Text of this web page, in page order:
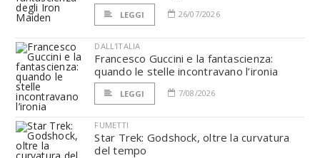
LEGGI 26/07/2026
DALL'ITALIA
Francesco Guccini e la fantascienza:
quando le stelle incontravano l’ironia
LEGGI 7/08/2026
FUMETTI
Star Trek: Godshock, oltre la curvatura
del tempo